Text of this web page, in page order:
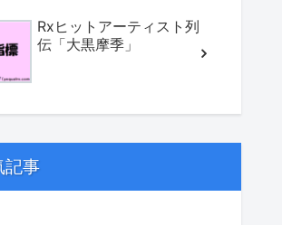
Rxヒットアーティスト列
伝「大黒摩季」
記事